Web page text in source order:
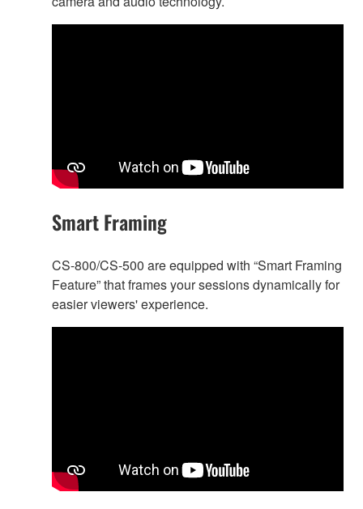
Smart Framing
CS-800/CS-500 are equipped with “Smart Framing
Feature” that frames your sessions dynamically for
easier viewers' experience.